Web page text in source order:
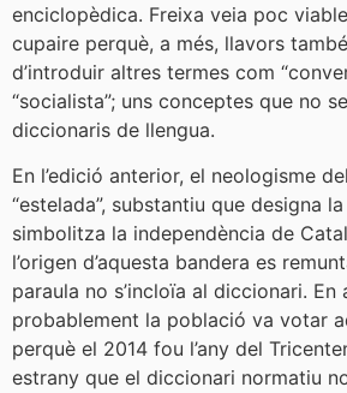
enciclopèdica. Freixa veia poc
cupaire perquè, a més, llavors
d’introduir altres termes com
“socialista”; uns conceptes que no
diccionaris de llengua.
En l’edició anterior, el neologisme
“estelada”, substantiu que designa
simbolitza la independència de
l’origen d’aquesta bandera es
paraula no s’incloïa al diccionari. En
probablement la població va votar
perquè el 2014 fou l’any del
estrany que el diccionari normatiu